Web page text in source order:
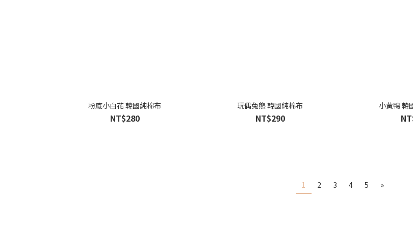
粉底小白花 韓國純棉布
NT$280
玩偶兔熊 韓國純棉布
NT$290
小黃鴨 韓
1 2 3 4 5 »